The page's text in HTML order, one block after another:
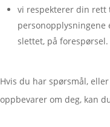
vi respekterer din
slettet, på forespørsel.
Hvis du har spørsmål,
oppbevarer om deg, kan